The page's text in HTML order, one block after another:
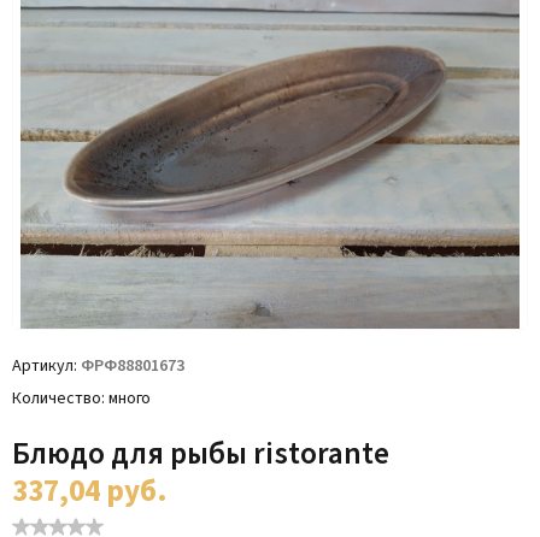
Артикул ФРФ88801673
Количество много
Блюдо для рыбы ristorante
337,04руб.